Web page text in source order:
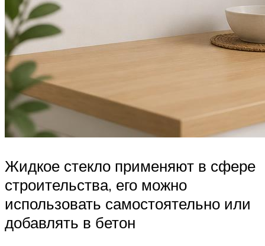
Жидкое стекло применяют в сфере
строительства, его можно
использовать самостоятельно или
добавлять в бетон